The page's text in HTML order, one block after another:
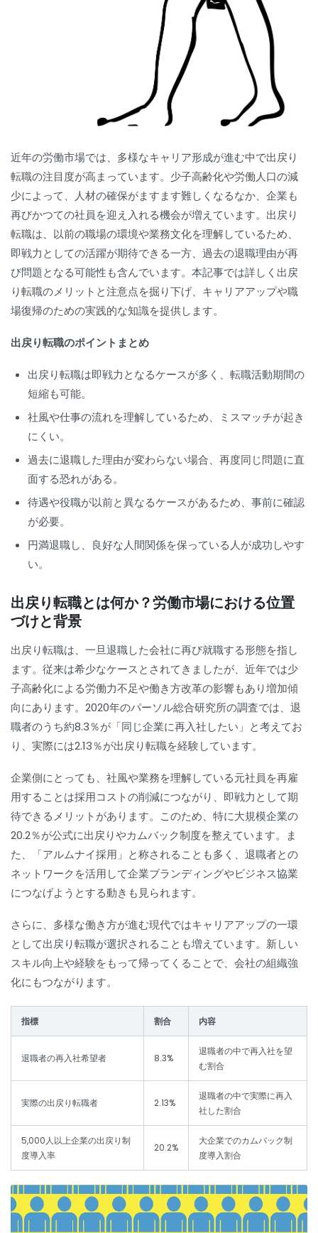
近年の労働市場では、多様なキャリア形成が進む中で出戻り
転職の注目度が高まっています。少子高齢化や労働人口の減
少によって、人材の確保がますます難しくなるなか、企業も
再びかつての社員を迎え入れる機会が増えています。出戻り
転職は、以前の職場の環境や業務文化を理解しているため、
即戦力としての活躍が期待できる一方、過去の退職理由が再
び問題となる可能性も含んでいます。本記事では詳しく出戻
り転職のメリットと注意点を掘り下げ、キャリアアップや職
場復帰のための実践的な知識を提供します。
出戻り転職のポイントまとめ
出戻り転職は即戦力となるケースが多く、転職活動期間の
短縮も可能。
社風や仕事の流れを理解しているため、ミスマッチが起き
にくい。
過去に退職した理由が変わらない場合、再度同じ問題に直
面する恐れがある。
待遇や役職が以前と異なるケースがあるため、事前に確認
が必要。
円満退職し、良好な人間関係を保っている人が成功しやす
い。
出戻り転職とは何か？労働市場における位置
づけと背景
出戻り転職は、一旦退職した会社に再び就職する形態を指し
ます。従来は希少なケースとされてきましたが、近年では少
子高齢化による労働力不足や働き方改革の影響もあり増加傾
向にあります。2020年のパーソル総合研究所の調査では、退
職者のうち約8.3％が「同じ企業に再入社したい」と考えてお
り、実際には2.13％が出戻り転職を経験しています。
企業側にとっても、社風や業務を理解している元社員を再雇
用することは採用コストの削減につながり、即戦力として期
待できるメリットがあります。このため、特に大規模企業の
20.2％が公式に出戻りやカムバック制度を整えています。ま
た、「アルムナイ採用」と称されることも多く、退職者との
ネットワークを活用して企業ブランディングやビジネス協業
につなげようとする動きも見られます。
さらに、多様な働き方が進む現代ではキャリアアップの一環
として出戻り転職が選択されることも増えています。新しい
スキル向上や経験をもって帰ってくることで、会社の組織強
化にもつながります。
指標 割合 内容
退職者の再入社希望者 8.3%
退職者の中で再入社を望
む割合
実際の出戻り転職者 2.13%
退職者の中で実際に再入
社した割合
5,000人以上企業の出戻り制
度導入率
20.2%
大企業でのカムバック制
度導入割合